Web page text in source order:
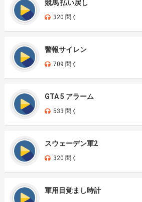
競馬 払い戻し
320 聞く
警報サイレン
709 聞く
GTA 5 アラーム
533 聞く
スウェーデン軍2
320 聞く
軍用目覚まし時計